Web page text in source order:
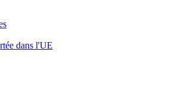
dans l'UE